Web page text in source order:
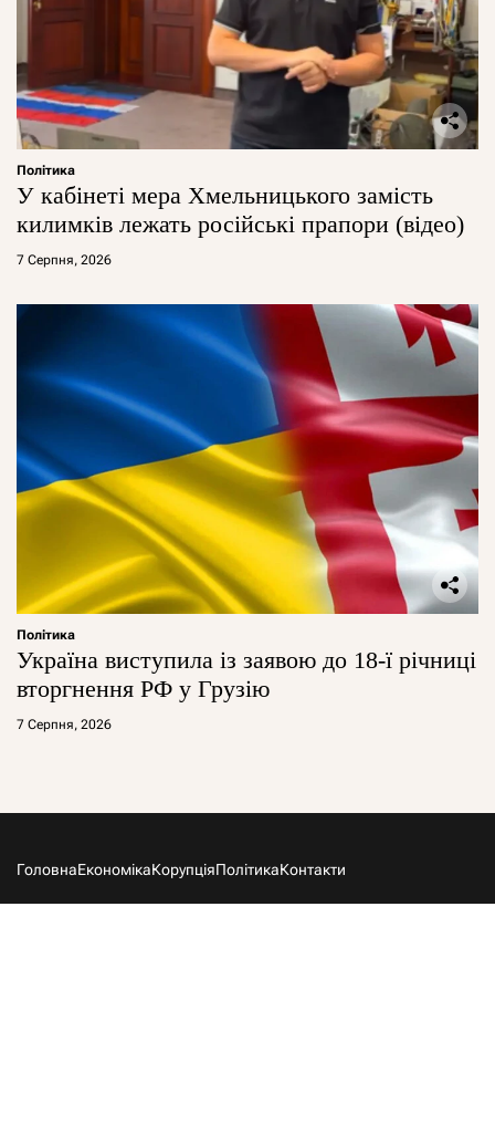
Політика
У кабінеті мера Хмельницького замість
килимків лежать російські прапори (відео)
7 Серпня, 2026
Політика
Україна виступила із заявою до 18-ї річниці
вторгнення РФ у Грузію
7 Серпня, 2026
ГоловнаЕкономікаКорупціяПолітикаКонтакти